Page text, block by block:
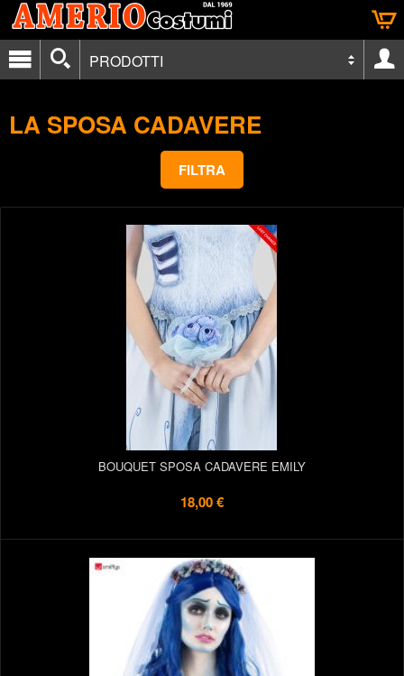
PRODOTTI
LA SPOSA CADAVERE
FILTRA
BOUQUET SPOSA CADAVERE EMILY
18,00 €